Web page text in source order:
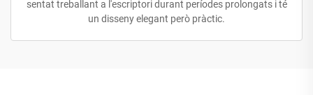
sentat treballant a l'escriptori durant períodes prolongats i té
un disseny elegant però pràctic.